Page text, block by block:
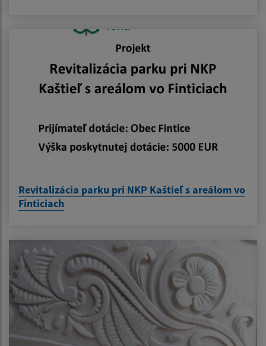
Revitalizácia parku pri NKP Kaštieľ s areálom vo
Finticiach